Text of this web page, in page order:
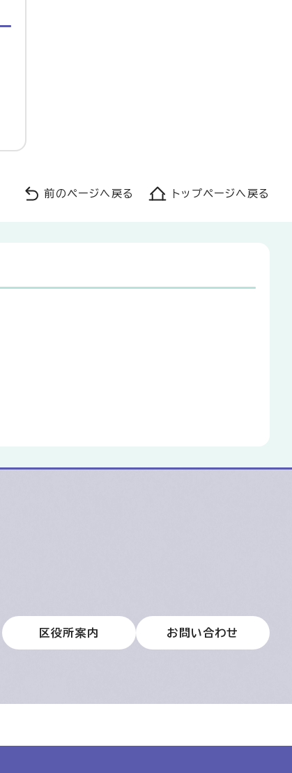
前のページへ戻る トップページへ戻る
区役所案内 お問い合わせ